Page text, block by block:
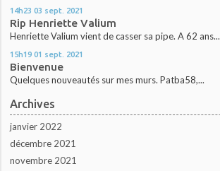
14h23 03 sept. 2021
Rip Henriette Valium
Henriette Valium vient de casser sa pipe. A 62 ans...
15h19 01 sept. 2021
Bienvenue
Quelques nouveautés sur mes murs. Patba58,...
Archives
janvier 2022
décembre 2021
novembre 2021